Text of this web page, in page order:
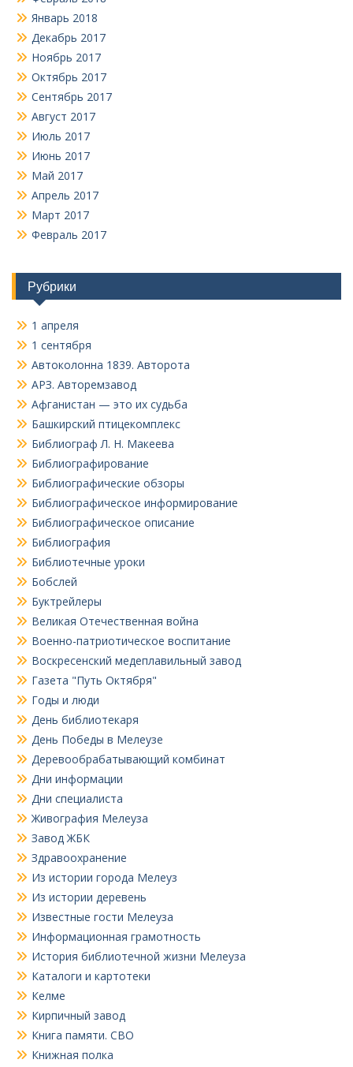
Январь 2018
Декабрь 2017
Ноябрь 2017
Октябрь 2017
Сентябрь 2017
Август 2017
Июль 2017
Июнь 2017
Май 2017
Апрель 2017
Март 2017
Февраль 2017
Рубрики
1 апреля
1 сентября
Автоколонна 1839. Авторота
АРЗ. Авторемзавод
Афганистан — это их судьба
Башкирский птицекомплекс
Библиограф Л. Н. Макеева
Библиографирование
Библиографические обзоры
Библиографическое информирование
Библиографическое описание
Библиография
Библиотечные уроки
Бобслей
Буктрейлеры
Великая Отечественная война
Военно-патриотическое воспитание
Воскресенский медеплавильный завод
Газета "Путь Октября"
Годы и люди
День библиотекаря
День Победы в Мелеузе
Деревообрабатывающий комбинат
Дни информации
Дни специалиста
Живография Мелеуза
Завод ЖБК
Здравоохранение
Из истории города Мелеуз
Из истории деревень
Известные гости Мелеуза
Информационная грамотность
История библиотечной жизни Мелеуза
Каталоги и картотеки
Келме
Кирпичный завод
Книга памяти. СВО
Книжная полка